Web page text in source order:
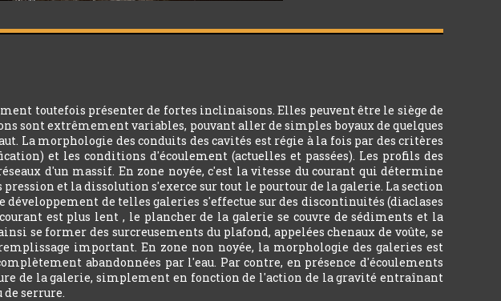
toutefois présenter de fortes inclinaisons. Elles peuvent être le siège de
sont extrêmement variables, pouvant aller de simples boyaux de quelques
La morphologie des conduits des cavités est régie à la fois par des critères
et les conditions d'écoulement (actuelles et passées). Les profils des
d'un massif. En zone noyée, c'est la vitesse du courant qui détermine
et la dissolution s'exerce sur tout le pourtour de la galerie. La section
de telles galeries s'effectue sur des discontinuités (diaclases
est plus lent , le plancher de la galerie se couvre de sédiments et la
se former des surcreusements du plafond, appelées chenaux de voûte, se
important. En zone non noyée, la morphologie des galeries est
abandonnées par l'eau. Par contre, en présence d'écoulements
de la galerie, simplement en fonction de l'action de la gravité entraînant
de serrure.